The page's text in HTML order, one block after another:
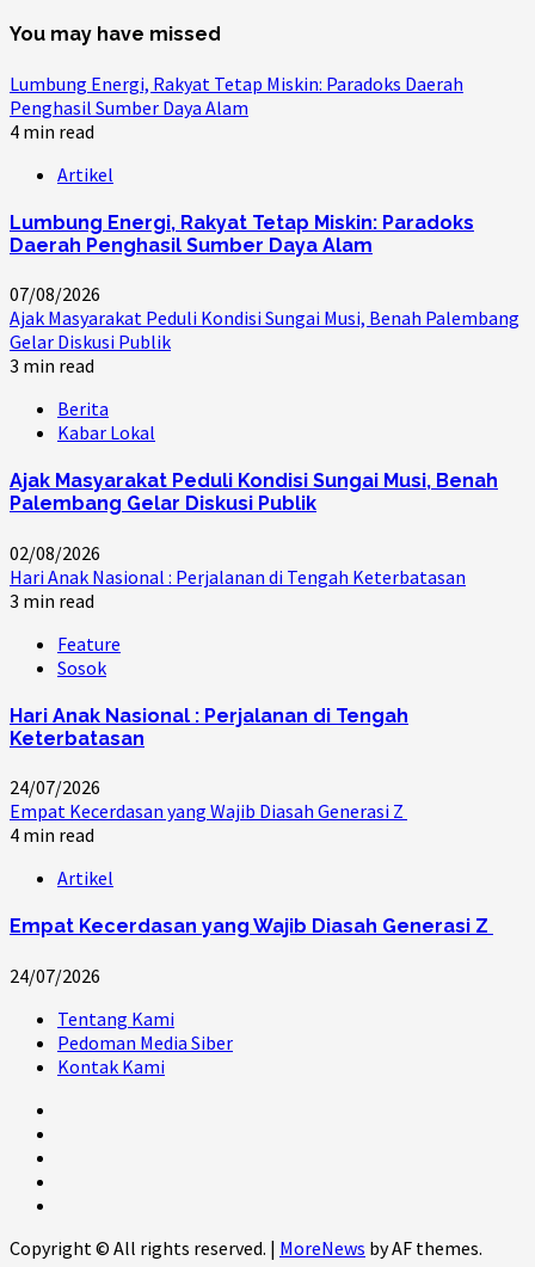
You may have missed
Lumbung Energi, Rakyat Tetap Miskin: Paradoks Daerah
Penghasil Sumber Daya Alam
4 min read
Artikel
Lumbung Energi, Rakyat Tetap Miskin: Paradoks
Daerah Penghasil Sumber Daya Alam
07/08/2026
Ajak Masyarakat Peduli Kondisi Sungai Musi, Benah Palembang
Gelar Diskusi Publik
3 min read
Berita
Kabar Lokal
Ajak Masyarakat Peduli Kondisi Sungai Musi, Benah
Palembang Gelar Diskusi Publik
02/08/2026
Hari Anak Nasional : Perjalanan di Tengah Keterbatasan
3 min read
Feature
Sosok
Hari Anak Nasional : Perjalanan di Tengah
Keterbatasan
24/07/2026
Empat Kecerdasan yang Wajib Diasah Generasi Z
4 min read
Artikel
Empat Kecerdasan yang Wajib Diasah Generasi Z
24/07/2026
Tentang Kami
Pedoman Media Siber
Kontak Kami
Copyright © All rights reserved. | MoreNews by AF themes.